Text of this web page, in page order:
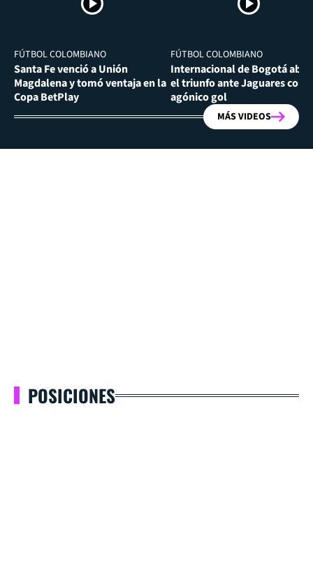
FÚTBOL COLOMBIANO
Santa Fe venció a Unión
Magdalena y tomó ventaja en la
Copa BetPlay
FÚTBOL COLOMBIANO
Internacional de Bogotá
el triunfo ante Jaguares con
agónico gol
MÁS VIDEOS
POSICIONES